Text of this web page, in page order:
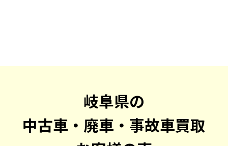
岐阜県の
中古車・廃車・事故車買取